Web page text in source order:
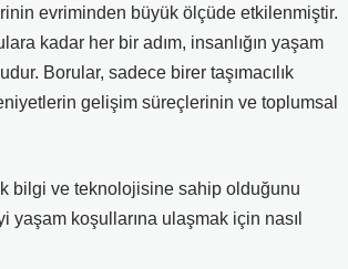
evriminden büyük ölçüde etkilenmiştir.
kadar her bir adım, insanlığın yaşam
Borular, sadece birer taşımacılık
gelişim süreçlerinin ve toplumsal
bilgi ve teknolojisine sahip olduğunu
yaşam koşullarına ulaşmak için nasıl